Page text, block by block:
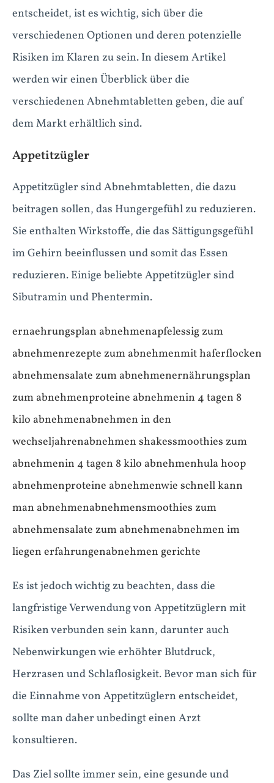
entscheidet, ist es wichtig, sich über die
verschiedenen Optionen und deren potenzielle
Risiken im Klaren zu sein. In diesem Artikel
werden wir einen Überblick über die
verschiedenen Abnehmtabletten geben, die auf
dem Markt erhältlich sind.
Appetitzügler
Appetitzügler sind Abnehmtabletten, die dazu
beitragen sollen, das Hungergefühl zu reduzieren.
Sie enthalten Wirkstoffe, die das Sättigungsgefühl
im Gehirn beeinflussen und somit das Essen
reduzieren. Einige beliebte Appetitzügler sind
Sibutramin und Phentermin.
ernaehrungsplan abnehmenapfelessig zum
abnehmenrezepte zum abnehmenmit haferflocken
abnehmensalate zum abnehmenernährungsplan
zum abnehmenproteine abnehmenin 4 tagen 8
kilo abnehmenabnehmen in den
wechseljahrenabnehmen shakessmoothies zum
abnehmenin 4 tagen 8 kilo abnehmenhula hoop
abnehmenproteine abnehmenwie schnell kann
man abnehmenabnehmensmoothies zum
abnehmensalate zum abnehmenabnehmen im
liegen erfahrungenabnehmen gerichte
Es ist jedoch wichtig zu beachten, dass die
langfristige Verwendung von Appetitzüglern mit
Risiken verbunden sein kann, darunter auch
Nebenwirkungen wie erhöhter Blutdruck,
Herzrasen und Schlaflosigkeit. Bevor man sich für
die Einnahme von Appetitzüglern entscheidet,
sollte man daher unbedingt einen Arzt
konsultieren.
Das Ziel sollte immer sein, eine gesunde und